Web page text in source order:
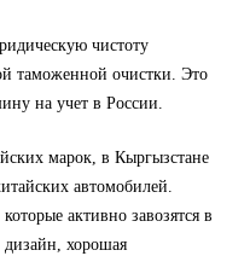
чистоту
таможенной очистки. Это
на учет в России.
марок, в Кыргызстане
автомобилей.
активно завозятся в
хорошая